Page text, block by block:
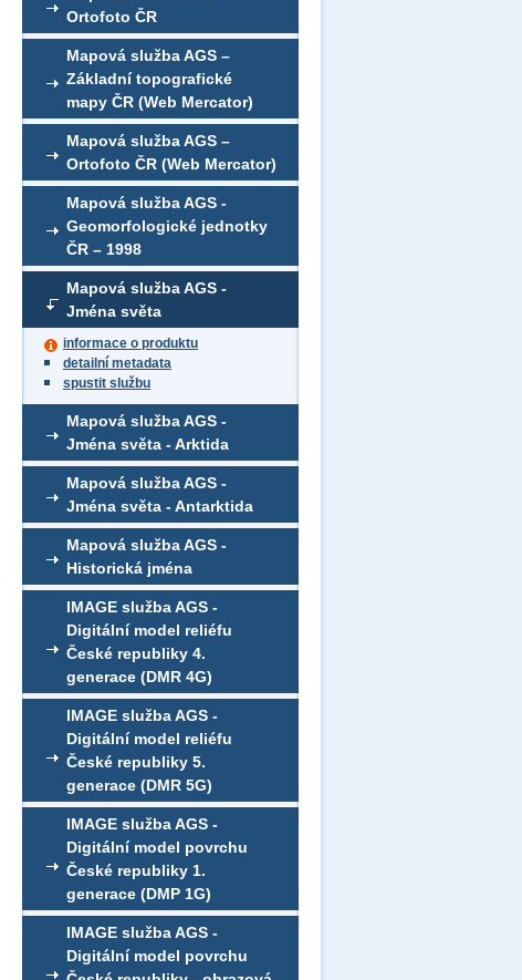
Ortofoto ČR
Mapová služba AGS –
Základní topografické
mapy ČR (Web Mercator)
Mapová služba AGS –
Ortofoto ČR (Web Mercator)
Mapová služba AGS -
Geomorfologické jednotky
ČR – 1998
Mapová služba AGS -
Jména světa
informace o produktu
detailní metadata
spustit službu
Mapová služba AGS -
Jména světa - Arktida
Mapová služba AGS -
Jména světa - Antarktida
Mapová služba AGS -
Historická jména
IMAGE služba AGS -
Digitální model reliéfu
České republiky 4.
generace (DMR 4G)
IMAGE služba AGS -
Digitální model reliéfu
České republiky 5.
generace (DMR 5G)
IMAGE služba AGS -
Digitální model povrchu
České republiky 1.
generace (DMP 1G)
IMAGE služba AGS -
Digitální model povrchu